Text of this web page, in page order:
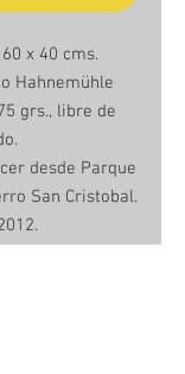
x 40 cms.
Hahnemühle
grs., libre de
desde Parque
San Cristobal.